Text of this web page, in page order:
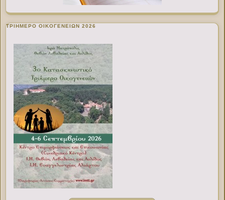
ΤΡΙΗΜΕΡΟ ΟΙΚΟΓΕΝΕΙΩΝ 2026